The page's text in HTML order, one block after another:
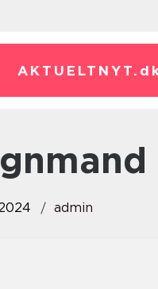
AKTUELTNYT.
admin